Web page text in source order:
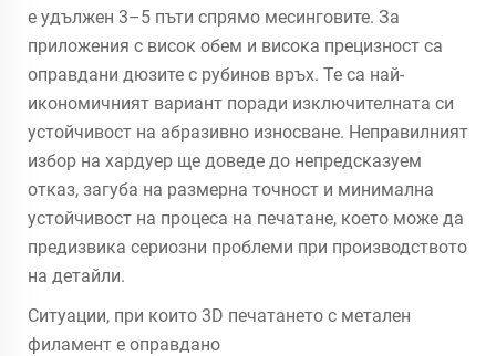
е удължен 3–5 пъти спрямо месинговите. За
приложения с висок обем и висока прецизност са
оправдани дюзите с рубинов връх. Те са най-
икономичният вариант поради изключителната си
устойчивост на абразивно износване. Неправилният
избор на хардуер ще доведе до непредсказуем
отказ, загуба на размерна точност и минимална
устойчивост на процеса на печатане, което може да
предизвика сериозни проблеми при производството
на детайли.
Ситуации, при които 3D печатането с метален
филамент е оправдано